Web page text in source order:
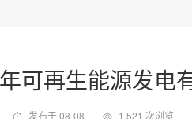
可再生能源发电
发布于 08-08 1,521 次浏览